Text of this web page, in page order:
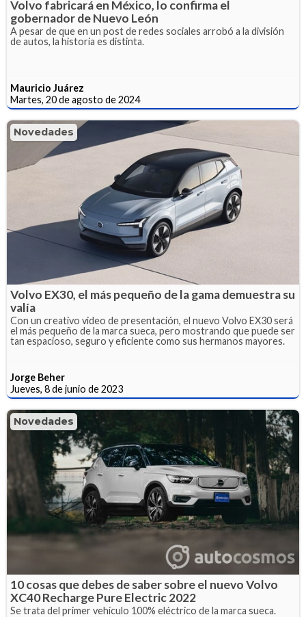
Volvo fabricará en México, lo confirma el
gobernador de Nuevo León
A pesar de que en un post de redes sociales arrobó a la división
de autos, la historia es distinta.
Mauricio Juárez
Martes, 20 de agosto de 2024
Novedades
Volvo EX30, el más pequeño de la gama demuestra su
valía
Con un creativo video de presentación, el nuevo Volvo EX30 será
el más pequeño de la marca sueca, pero mostrando que puede ser
tan espacioso, seguro y eficiente como sus hermanos mayores.
Jorge Beher
Jueves, 8 de junio de 2023
Novedades
10 cosas que debes de saber sobre el nuevo Volvo
XC40 Recharge Pure Electric 2022
Se trata del primer vehículo 100% eléctrico de la marca sueca.